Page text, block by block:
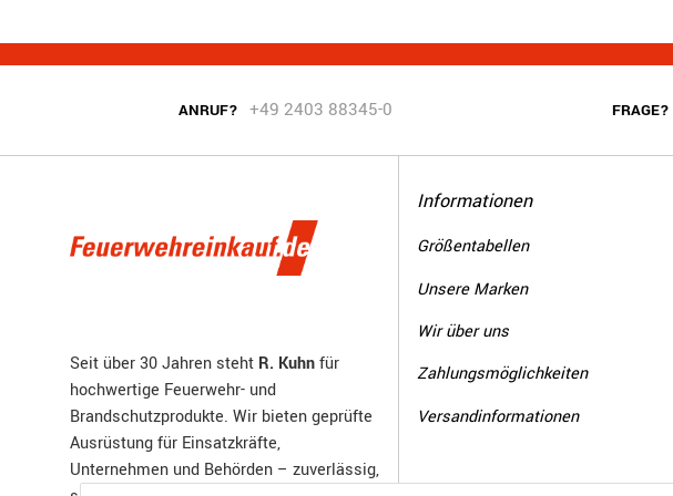
ANRUF? +49 2403 88345-0 FRAGE?
Seit über 30 Jahren steht R. Kuhnfür
hochwertige Feuerwehr- und
Brandschutzprodukte. Wir bieten geprüfte
Ausrüstung für Einsatzkräfte,
Unternehmen und Behörden – zuverlässig,
Informationen
Größentabellen
Unsere Marken
Wir über uns
Zahlungsmöglichkeiten
Versandinformationen